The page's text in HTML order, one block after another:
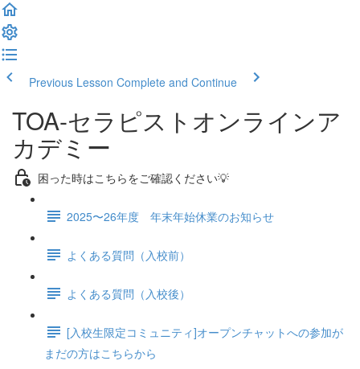
Previous Lesson Complete and Continue
TOA-セラピストオンラインア
カデミー
困った時はこちらをご確認ください💡
2025〜26年度 年末年始休業のお知らせ
よくある質問（入校前）
よくある質問（入校後）
[入校生限定コミュニティ]オープンチャットへの参加が
まだの方はこちらから